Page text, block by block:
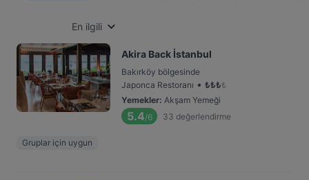
En ilgili
Akira Back İstanbul
Bakırköy bölgesinde
Japonca Restoranı • ₺₺₺₺
Yemekler: Akşam Yemeği
5.4/6 33 değerlendirme
Gruplar için uygun